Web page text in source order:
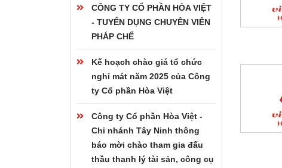
CÔNG TY CỔ PHẦN HÒA VIỆT
- TUYỂN DỤNG CHUYÊN VIÊN
PHÁP CHẾ
Kế hoạch chào giá tổ chức
nghỉ mát năm 2025 của Công
ty Cổ phần Hòa Việt
Công ty Cổ phần Hòa Việt -
Chi nhánh Tây Ninh thông
báo mời chào tham gia đấu
thầu thanh lý tài sản, công cụ